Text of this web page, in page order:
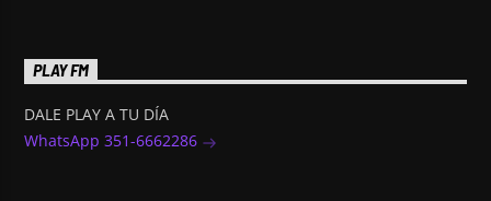
PLAY FM
DALE PLAY A TU DÍA
WhatsApp 351-6662286